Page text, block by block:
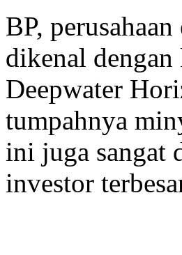
BP,
dikenal dengan
Deepwater
tumpahnya
ini juga sangat
investor